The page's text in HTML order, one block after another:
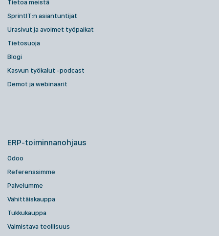
Tietoa meistä
SprintIT:n asiantuntijat
Urasivut ja avoimet työpaikat
Tietosuoja
Blogi
Kasvun työkalut -podcast
Demot ja webinaarit
ERP-toiminnanohjaus
Odoo
Referenssimme
Palvelumme
Vähittäiskauppa
Tukkukauppa
Valmistava teollisuus